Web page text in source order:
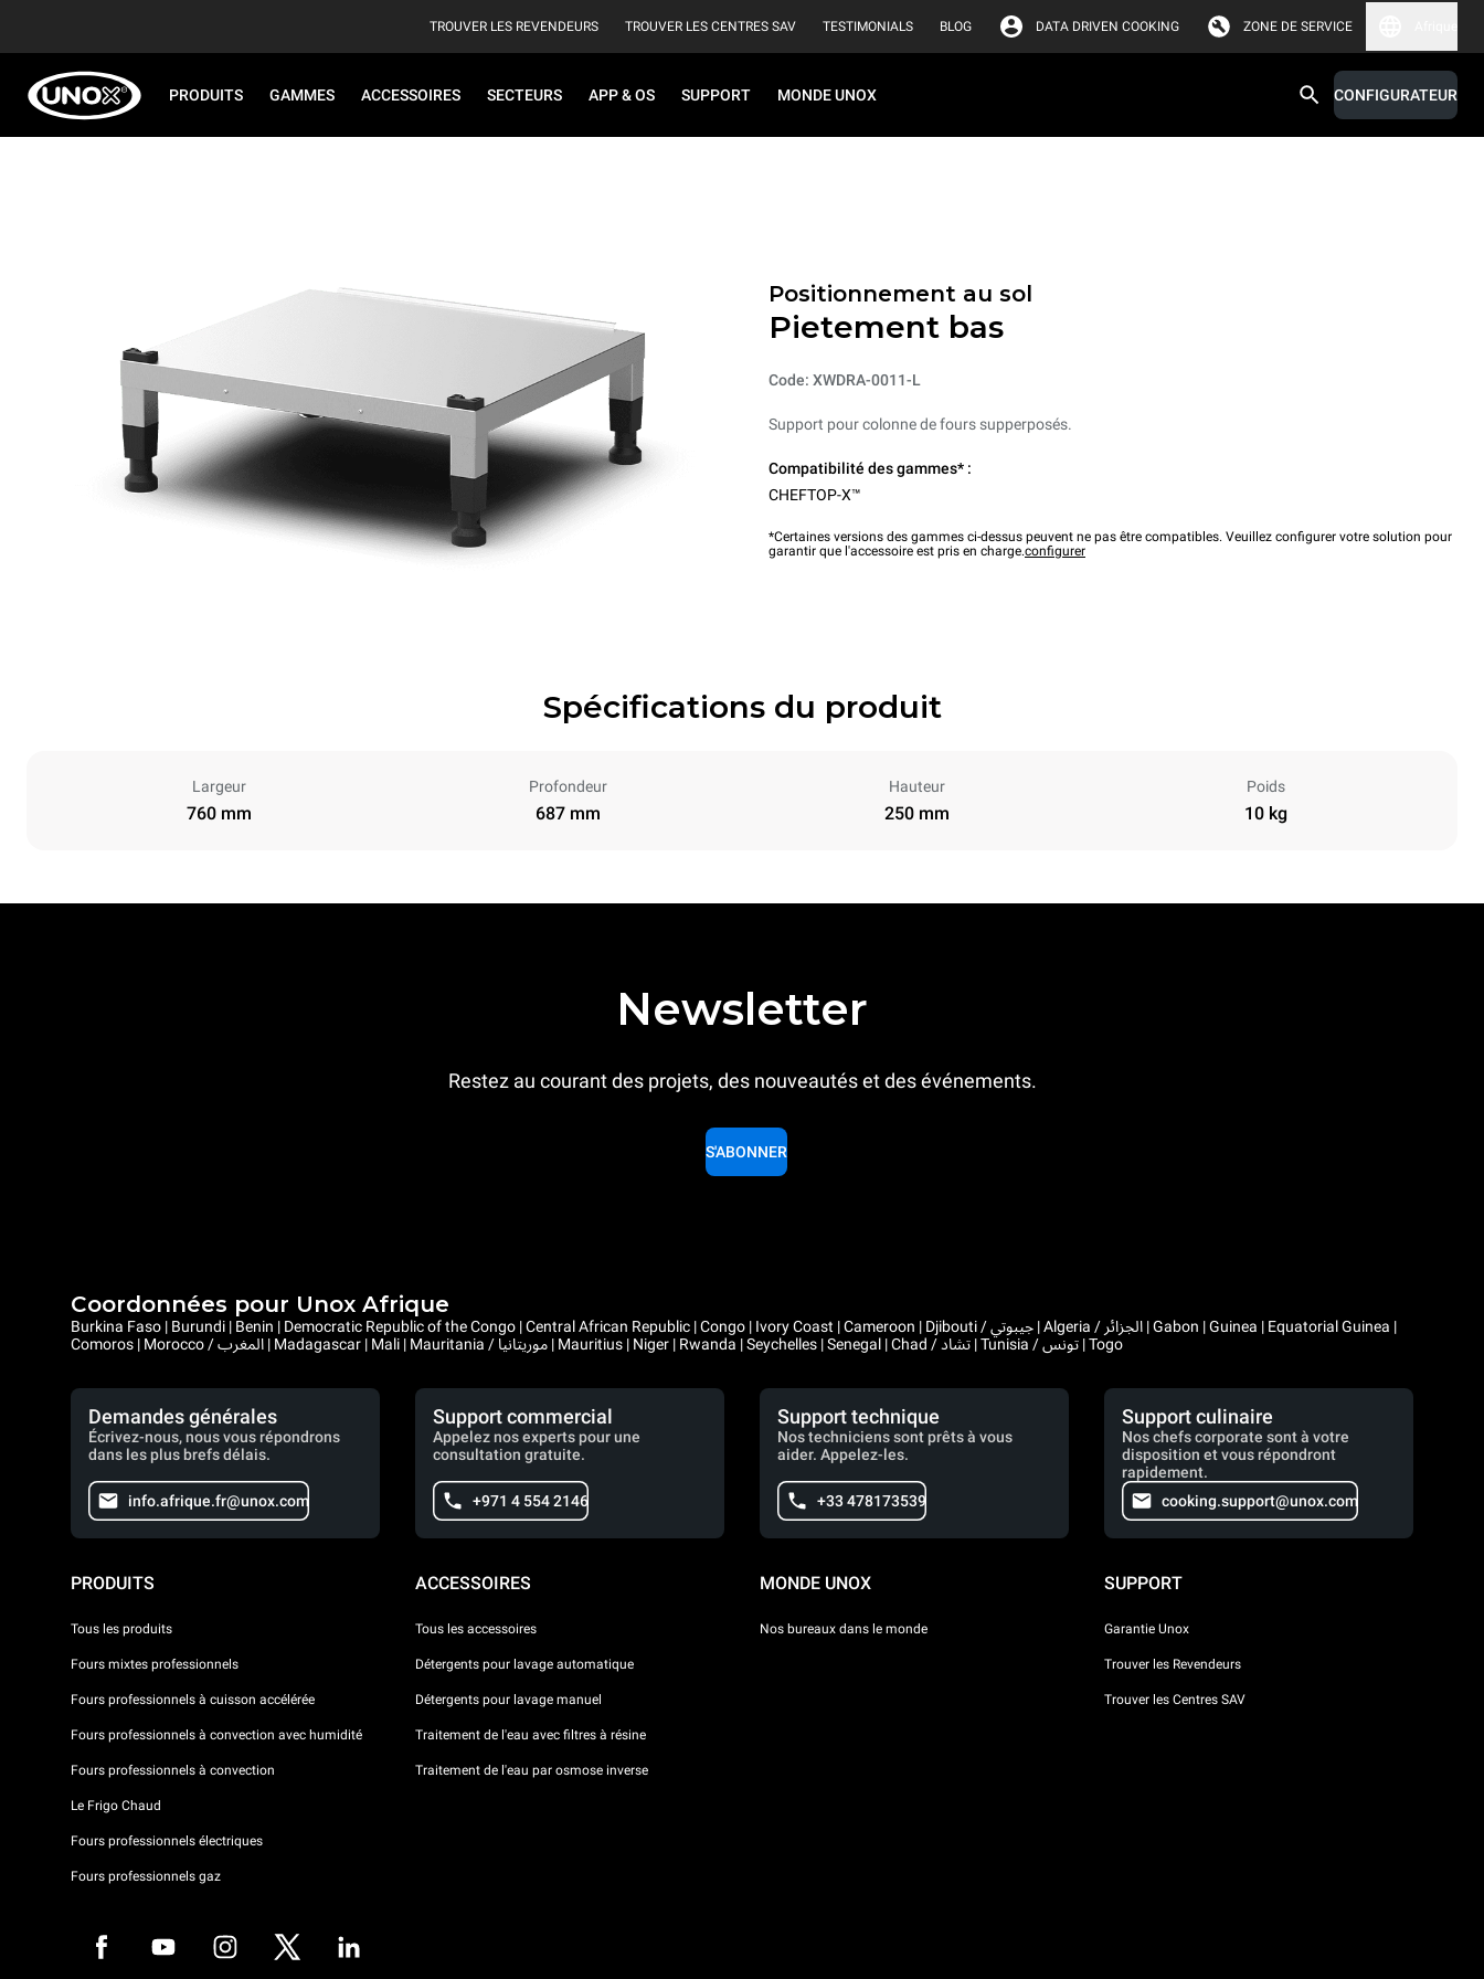
TROUVER LES REVENDEURS TROUVER LES CENTRES SAV TESTIMONIALS BLOG DATA DRIVEN COOKING ZONE DE SERVICE
PRODUITS GAMMES ACCESSOIRES SECTEURS APP & OS SUPPORT MONDE UNOX CONFIGURATEUR
Positionnement au sol
Pietement bas
Code: XWDRA-0011-L
Support pour colonne de fours supperposés.
Compatibilité des gammes* :
CHEFTOP-X™
*Certaines versions des gammes ci-dessus peuvent ne pas être compatibles. Veuillez configurer votre solution pour
garantir que l'accessoire est pris en charge.configurer
Spécifications du produit
Largeur
760 mm
Profondeur
687 mm
Hauteur
250 mm
Poids
10 kg
Newsletter
Restez au courant des projets, des nouveautés et des événements.
S'ABONNER
Coordonnées pour Unox Afrique
Burkina Faso | Burundi | Benin | Democratic Republic of the Congo | Central African Republic | Congo | Ivory Coast | Cameroon | Djibouti / جيبوتي | Algeria / الجزائر | Gabon | Guinea | Equatorial Guinea |
Comoros | Morocco / المغرب | Madagascar | Mali | Mauritania / موريتانيا | Mauritius | Niger | Rwanda | Seychelles | Senegal | Chad / تشاد | Tunisia / تونس | Togo
Demandes générales
Écrivez-nous, nous vous répondrons
dans les plus brefs délais.
info.afrique.fr@unox.com
Support commercial
Appelez nos experts pour une
consultation gratuite.
+971 4 554 2146
Support technique
Nos techniciens sont prêts à vous
aider. Appelez-les.
+33 478173539
Support culinaire
Nos chefs corporate sont à votre
disposition et vous répondront
rapidement.
cooking.support@unox.com
PRODUITS
Tous les produits
Fours mixtes professionnels
Fours professionnels à cuisson accélérée
Fours professionnels à convection avec humidité
Fours professionnels à convection
Le Frigo Chaud
Fours professionnels électriques
Fours professionnels gaz
ACCESSOIRES
Tous les accessoires
Détergents pour lavage automatique
Détergents pour lavage manuel
Traitement de l'eau avec filtres à résine
Traitement de l'eau par osmose inverse
MONDE UNOX
Nos bureaux dans le monde
SUPPORT
Garantie Unox
Trouver les Revendeurs
Trouver les Centres SAV